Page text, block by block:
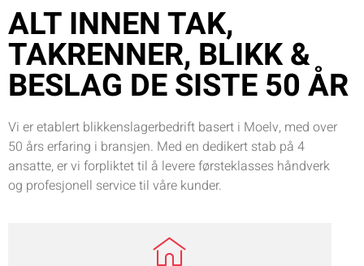
ALT INNEN TAK,
TAKRENNER, BLIKK &
BESLAG DE SISTE 50 ÅR
Vi er etablert blikkenslagerbedrift basert i Moelv, med over
50 års erfaring i bransjen. Med en dedikert stab på 4
ansatte, er vi forpliktet til å levere førsteklasses håndverk
og profesjonell service til våre kunder.